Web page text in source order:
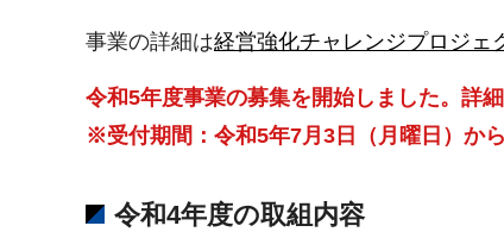
事業の詳細は経営強化チャレンジプロジェ
令和5年度事業の募集を開始しました。詳
※受付期間：令和5年7月3日（月曜日）か
令和4年度の取組内容